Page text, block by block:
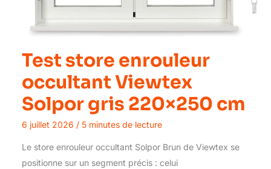
Test store enrouleur
occultant Viewtex
Solpor gris 220×250 cm
6 juillet 2026 / 5 minutes de lecture
Le store enrouleur occultant Solpor Brun de Viewtex se
positionne sur un segment précis : celui